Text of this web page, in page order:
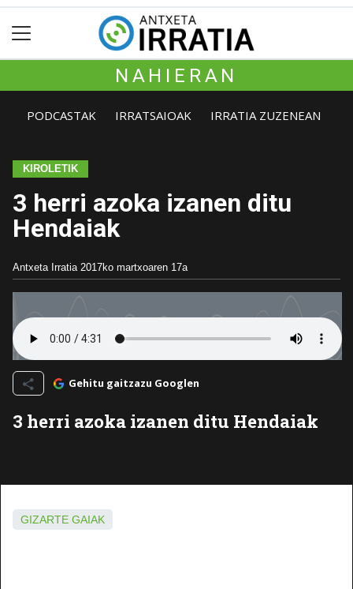
NAHIERAN
PODCASTAK IRRATSAIOAK IRRATIA ZUZENEAN
KIROLETIK
3 herri azoka izanen ditu
Hendaiak
Antxeta Irratia 2017ko martxoaren 17a
Gehitu gaitzazu Googlen
3 herri azoka izanen ditu Hendaiak
GIZARTE GAIAK